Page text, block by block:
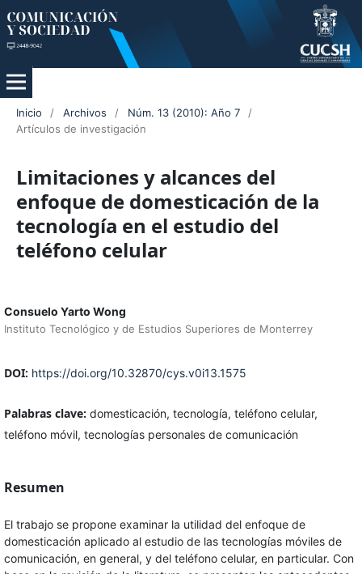
Inicio / Archivos / Núm. 13 (2010): Año 7
/
Artículos de investigación
Limitaciones y alcances del
enfoque de domesticación de la
tecnología en el estudio del
teléfono celular
Consuelo Yarto Wong
Instituto Tecnológico y de Estudios Superiores de Monterrey
DOI: https://doi.org/10.32870/cys.v0i13.1575
Palabras clave: domesticación, tecnología, teléfono celular,
teléfono móvil, tecnologías personales de comunicación
Resumen
El trabajo se propone examinar la utilidad del enfoque de
domesticación aplicado al estudio de las tecnologías móviles de
comunicación, en general, y del teléfono celular, en particular. Con